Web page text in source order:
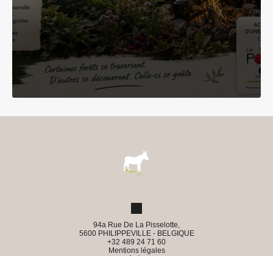
94a Rue De La Pisselotte,
5600 PHILIPPEVILLE - BELGIQUE
+32 489 24 71 60
Mentions légales